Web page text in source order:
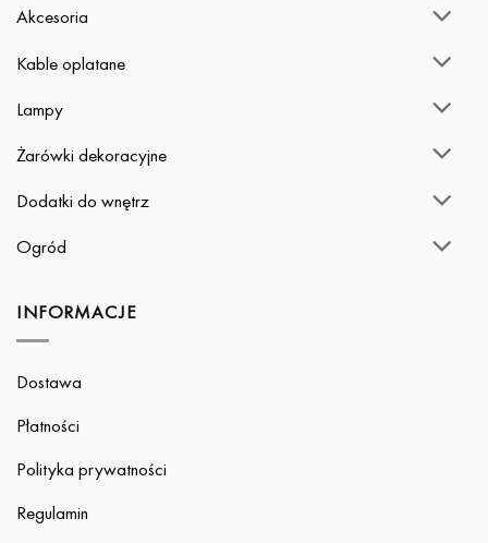
Akcesoria
Kable oplatane
Lampy
Żarówki dekoracyjne
Dodatki do wnętrz
Ogród
INFORMACJE
Dostawa
Płatności
Polityka prywatności
Regulamin